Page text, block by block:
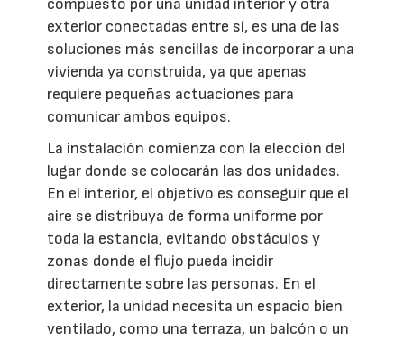
compuesto por una unidad interior y otra
exterior conectadas entre sí, es una de las
soluciones más sencillas de incorporar a una
vivienda ya construida, ya que apenas
requiere pequeñas actuaciones para
comunicar ambos equipos.
La instalación comienza con la elección del
lugar donde se colocarán las dos unidades.
En el interior, el objetivo es conseguir que el
aire se distribuya de forma uniforme por
toda la estancia, evitando obstáculos y
zonas donde el flujo pueda incidir
directamente sobre las personas. En el
exterior, la unidad necesita un espacio bien
ventilado, como una terraza, un balcón o un